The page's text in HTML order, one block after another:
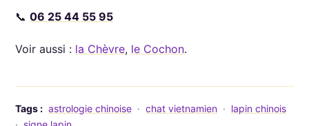
📞 06 25 44 55 95
Voir aussi : la Chèvre, le Cochon.
Tags : astrologie chinoise · chat vietnamien · lapin chinois